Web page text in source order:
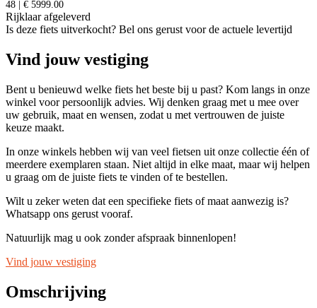
48 | € 5999.00
Rijklaar afgeleverd
Is deze fiets uitverkocht? Bel ons gerust voor de actuele levertijd
Vind jouw vestiging
Bent u benieuwd welke fiets het beste bij u past? Kom langs in onze
winkel voor persoonlijk advies. Wij denken graag met u mee over
uw gebruik, maat en wensen, zodat u met vertrouwen de juiste
keuze maakt.
In onze winkels hebben wij van veel fietsen uit onze collectie één of
meerdere exemplaren staan. Niet altijd in elke maat, maar wij helpen
u graag om de juiste fiets te vinden of te bestellen.
Wilt u zeker weten dat een specifieke fiets of maat aanwezig is?
Whatsapp ons gerust vooraf.
Natuurlijk mag u ook zonder afspraak binnenlopen!
Vind jouw vestiging
Omschrijving